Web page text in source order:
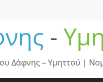
-
Δάφνης – Υμηττού |